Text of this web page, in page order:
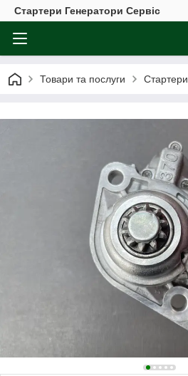
Стартери Генератори Сервіс
Товари та послуги Стартери